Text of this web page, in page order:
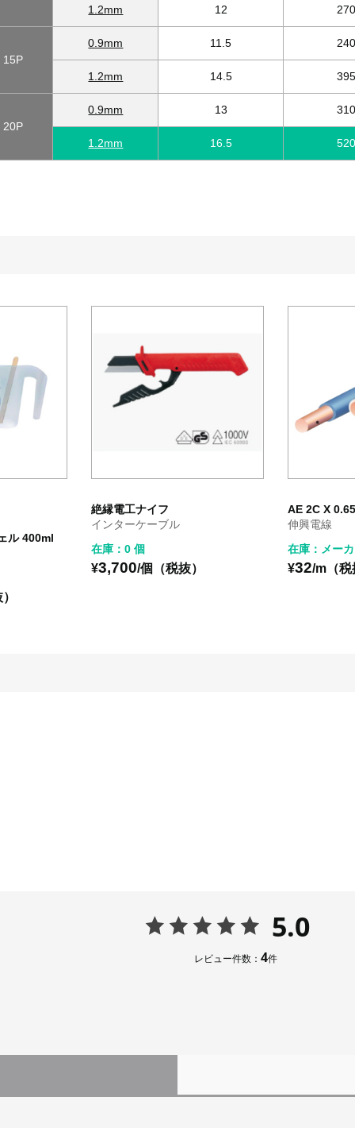
1.2mm 12 270
15P
0.9mm 11.5 240
1.2mm 14.5 395
20P
0.9mm 13 310
1.2mm 16.5 520
ル 400ml
絶縁電工ナイフ
インターケーブル
在庫：0 個
¥3,700/個（税抜）
AE 2C X
伸興電線
在庫：メー
¥32/m（税
5.0
レビュー件数： 4件